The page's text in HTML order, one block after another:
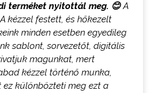
terméket nyitottál meg. 😊A
kézzel festett, és hőkezelt
minden esetben egyedileg
sablont, sorvezetőt, digitális
magunkat, mert
kézzel történő munka,
ez különbözteti meg ezt a